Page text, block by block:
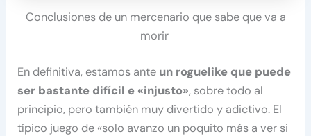
Conclusiones de un mercenario que sabe que va a
morir
En definitiva, estamos ante un roguelike que puede
ser bastante difícil e «injusto», sobre todo al
principio, pero también muy divertido y adictivo. El
típico juego de «solo avanzo un poquito más a ver si